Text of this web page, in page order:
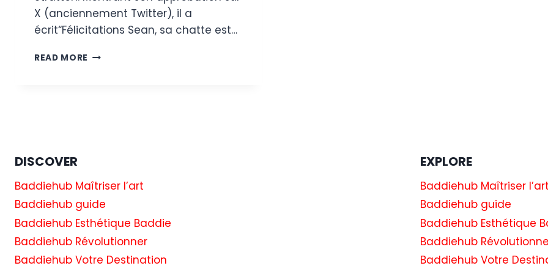
X (anciennement Twitter), il a
écrit“Félicitations Sean, sa chatte est…
READ MORE LA
SEAN
POUR
AVOIR
FRÉQUENTÉ
SA
PARTENAIRE
DISCOVER
Baddiehub Maîtriser l’art
Baddiehub guide
Baddiehub Esthétique Baddie
Baddiehub Révolutionner
Baddiehub Votre Destination
EXPLORE
Baddiehub Maîtriser l’art
Baddiehub guide
Baddiehub Esthétique
Baddiehub
Baddiehub Votre